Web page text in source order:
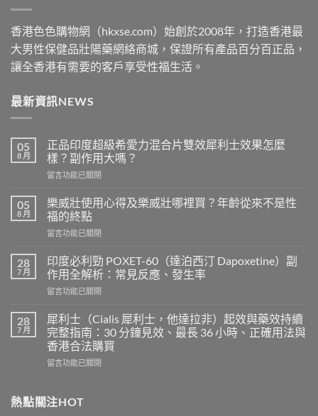
香港色色購物網（hkxse.com）始創於2008年，打造香港最
大男性保健品壯陽藥網絡商城，保證所有產品百分百正品，
讓全香港有需要的客戶享受性福生活。
最新資訊NEWS
05
8 月
正品印度超級希愛力混合片雙效犀利士效果怎麼
樣？副作用大嗎？
在
品
印
度
超
希
愛
力
混
片
雙
效
利
果
留言功能已關閉
05
8 月
樂威壯使用心得及樂威壯哪裡買？年齡從來不是性
福的終點
在
威
壯
使
用
得
及
樂
威
壯
買？
留言功能已關閉
28
7 月
印度必利勁 POXET-60（達泊西汀 Dapoxetine）副
作用全解析：常見反應、發生率
在
度
必
利
勁
POXET-
西
留言功能已關閉
28
7 月
犀利士（Cialis 犀利士，他達拉非）起效與藥效持續
完整指南：30 分鐘見效、最長 36 小時、正確用法與
香港合法購買
在
士
（Cialis
留言功能已關閉
熱點關注HOT